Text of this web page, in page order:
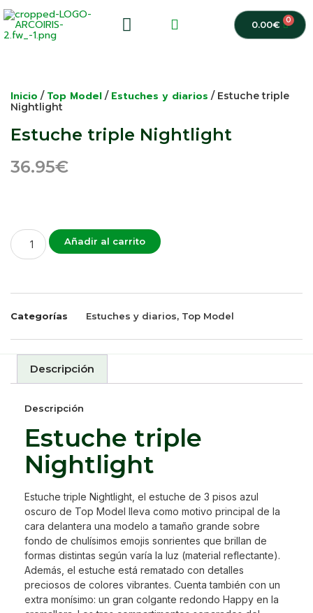
0.00€ 0
Inicio / Top Model / Estuches y diarios / Estuche triple
Nightlight
Estuche triple Nightlight
36.95€
Añadir al carrito
Categorías Estuches y diarios, Top Model
Descripción
Descripción
Estuche triple
Nightlight
Estuche triple Nightlight, el estuche de 3 pisos azul
oscuro de Top Model lleva como motivo principal de la
cara delantera una modelo a tamaño grande sobre
fondo de chulísimos emojis sonrientes que brillan de
formas distintas según varía la luz (material reflectante).
Además, el estuche está rematado con detalles
preciosos de colores vibrantes. Cuenta también con un
extra monísimo: un gran colgante redondo Happy en la